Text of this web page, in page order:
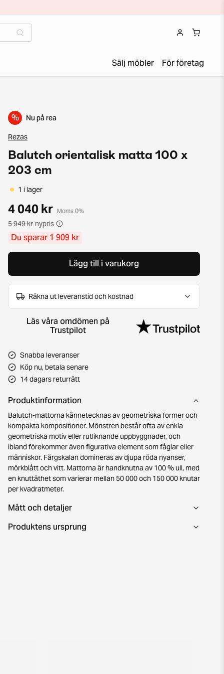
Sälj möbler För företag
% Nu på rea
Rezas
Balutch orientalisk matta 100 x
203 cm
1 i lager
4 040 kr Moms 0%
5 949 kr nypris
Du sparar 1 909 kr
Lägg till i varukorg
Räkna ut leveranstid och kostnad
Läs våra omdömen på
Trustpilot
Snabba leveranser
Köp nu, betala senare
14 dagars returrätt
Produktinformation
Balutch-mattorna kännetecknas av geometriska former och
kompakta kompositioner. Mönstren består ofta av enkla
geometriska motiv eller rutliknande uppbyggnader, och
ibland förekommer även figurativa element som fåglar eller
människor. Färgskalan domineras av djupa röda nyanser,
mörkblått och vitt. Mattorna är handknutna av 100 % ull, med
en knuttäthet som varierar mellan 50 000 och 150 000 knutar
per kvadratmeter.
Mått och detaljer
Produktens ursprung